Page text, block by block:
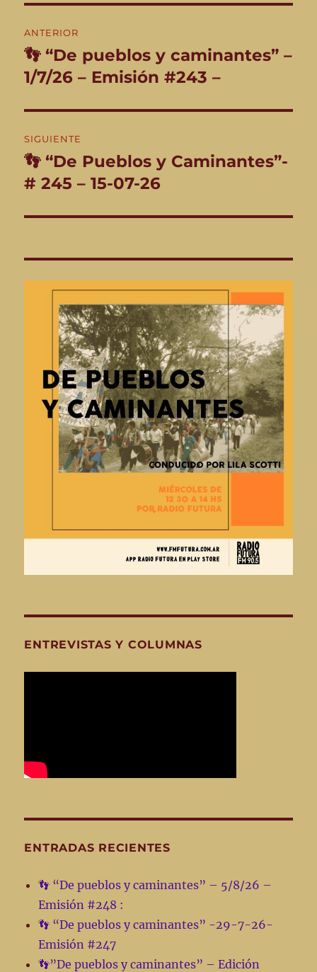
de
entradas
ANTERIOR
Entrada
anterior:
👣 “De pueblos y caminantes” –
1/7/26 – Emisión #243 –
SIGUIENTE
Entrada
siguiente:
👣 “De Pueblos y Caminantes”-
# 245 – 15-07-26
ENTREVISTAS Y COLUMNAS
ENTRADAS RECIENTES
👣 “De pueblos y caminantes” – 5/8/26 –
Emisión #248 :
👣 “De pueblos y caminantes” -29-7-26-
Emisión #247
👣”De pueblos y caminantes” – Edición